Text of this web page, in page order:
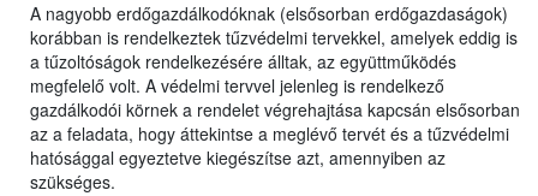
A nagyobb erdőgazdálkodóknak (elsősorban erdőgazdaságok)
korábban is rendelkeztek tűzvédelmi tervekkel, amelyek eddig is
a tűzoltóságok rendelkezésére álltak, az együttműködés
megfelelő volt. A védelmi tervvel jelenleg is rendelkező
gazdálkodói körnek a rendelet végrehajtása kapcsán elsősorban
az a feladata, hogy áttekintse a meglévő tervét és a tűzvédelmi
hatósággal egyeztetve kiegészítse azt, amennyiben az
szükséges.